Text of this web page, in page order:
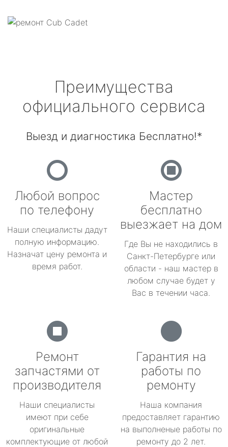
Преимущества
официального сервиса
Выезд и диагностика Бесплатно!*
Любой вопрос
по телефону
Наши специалисты дадут
полную информацию.
Назначат цену ремонта и
время работ.
Мастер
бесплатно
выезжает на дом
Где Вы не находились в
Санкт-Петербурге или
области - наш мастер в
любом случае будет у
Вас в течении часа.
Ремонт
запчастями от
производителя
Наши специалисты
имеют при себе
оригинальные
комплектующие от любой
Гарантия на
работы по
ремонту
Наша компания
предоставляет гарантию
на выполненые работы по
ремонту до 2 лет.